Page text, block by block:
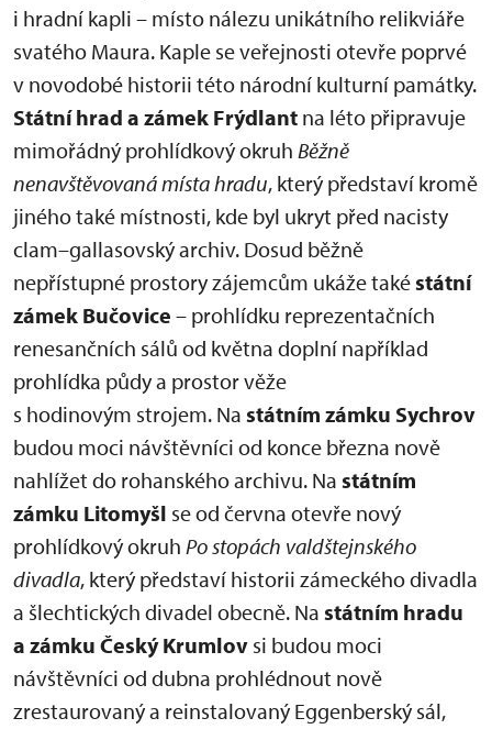
i hradní kapli – místo nálezu unikátního relikviáře
svatého Maura. Kaple se veřejnosti otevře poprvé
v novodobé historii této národní kulturní památky.
Státní hrad a zámek Frýdlant na léto připravuje
mimořádný prohlídkový okruh Běžně
nenavštěvovaná místa hradu, který představí kromě
jiného také místnosti, kde byl ukryt před nacisty
clam–gallasovský archiv. Dosud běžně
nepřístupné prostory zájemcům ukáže takéstátní
zámek Bučovice – prohlídku reprezentačních
renesančních sálů od května doplní například
prohlídka půdy a prostor věže
s hodinovým strojem. Na státním zámku Sychrov
budou moci návštěvníci od konce března nově
nahlížet do rohanského archivu. Na státním
zámku Litomyšl se od června otevře nový
prohlídkový okruh Po stopách valdštejnského
divadla, který představí historii zámeckého divadla
a šlechtických divadel obecně. Na státním hradu
a zámku Český Krumlov si budou moci
návštěvníci od dubna prohlédnout nově
zrestaurovaný a reinstalovaný Eggenberský sál,